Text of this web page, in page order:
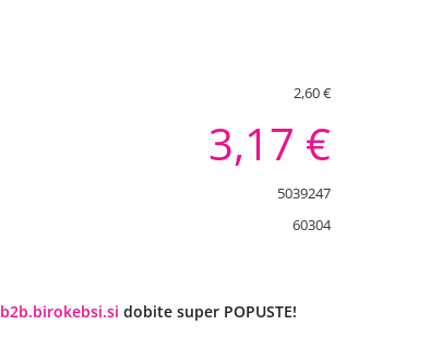
2,60 €
3,17 €
5039247
60304
b2b.birokebsi.si dobite super POPUSTE!